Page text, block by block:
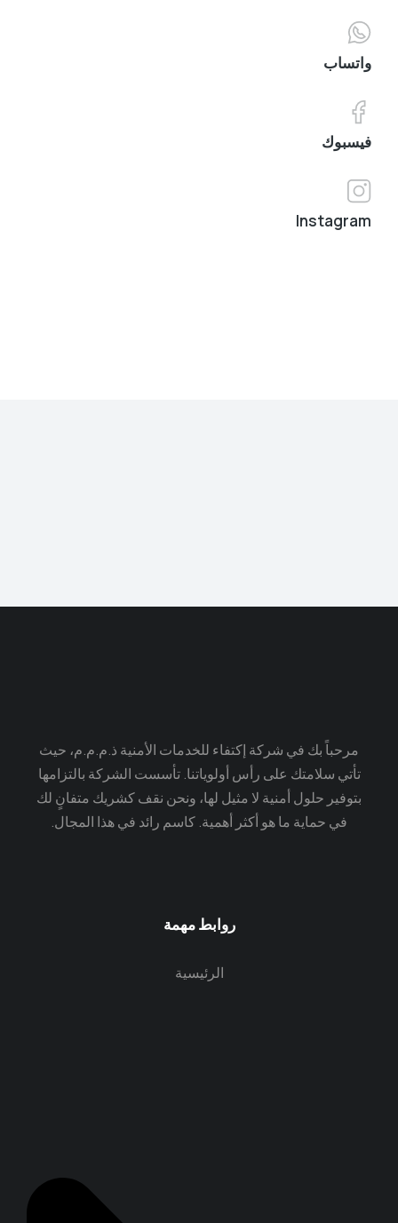
واتساب
فيسبوك
Instagram
مرحباً بك في شركة إكتفاء للخدمات الأمنية ذ.م.م.م، حيث
تأتي سلامتك على رأس أولوياتنا. تأسست الشركة بالتزامها
بتوفير حلول أمنية لا مثيل لها، ونحن نقف كشريك متفانٍ لك
في حماية ما هو أكثر أهمية. كاسم رائد في هذا المجال.
روابط مهمة
الرئيسية